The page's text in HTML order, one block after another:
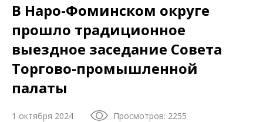
В Наро-Фоминском округе
прошло традиционное
выездное заседание Совета
Торгово-промышленной
палаты
1 октября 2024 Просмотров: 2255